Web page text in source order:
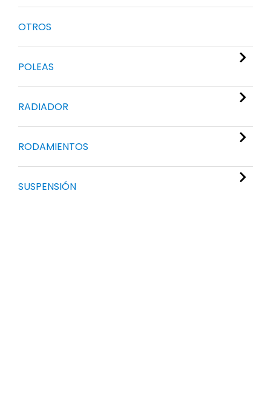
OTROS
POLEAS
RADIADOR
RODAMIENTOS
SUSPENSIÓN